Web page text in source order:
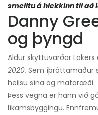
smelltu á hlekkinn til
Danny
og þyngd
Aldur skyttuvarðar Lakers
2020. Sem íþróttamaður
heilsu sína og mataræði.
Þess vegna er hann við
líkamsbyggingu.